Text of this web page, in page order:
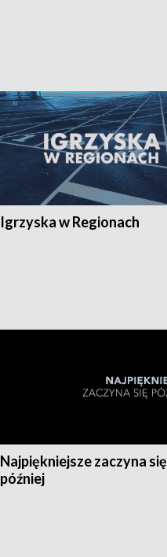
Igrzyska w Regionach
Najpiękniejsze zaczyna się
później